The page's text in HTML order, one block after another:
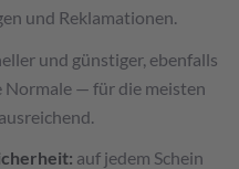
und Reklamationen.
und günstiger, ebenfalls
— für die meisten
auf jedem Schein